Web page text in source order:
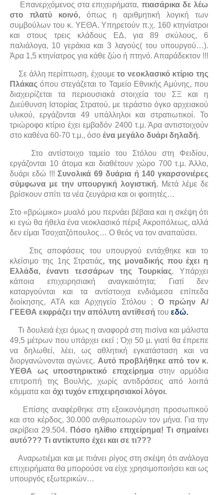
Επανερχόμενος στα επιχειρήματα, πιασάρικα δε λέω
στο πλατύ κοινό,όπως η αριθμητική λογική των
συμβούλων του κ. ΥΕΘΑ. Υπηρετούν π.χ. 160 κτηνίατροι
και στους τρεις κλάδους ΕΔ, για 89 σκύλους, 6
παλιάλογα, 10 γεράκια και 3 λαγούς( του υπουργού…).
Άρα 1,5 κτηνίατρος για κάθε ζώο ή πτηνό. Απαράδεκτον !!!
Σε άλλη περίπτωση, έχουμετο νεοκλασικό κτίριο της
Πλάκας όπου στεγάζεται το Ταμείο Εθνικής Αμύνης, που
διαχειρίζεται τα περιουσιακά στοιχεία του ΣΞ και η
Διεύθυνση Ιστορίας Στρατού, με τεράστιο όγκο αρχειακού
υλικού, εργάζονται 49 υπάλληλοι και στρατιωτικοί. Το
τριώροφο κτίριο έχει εμβαδόν 2400 τ.μ. Άρα αντιστοιχούν
στο καθένα 60-70 τ.μ., όσο ένα μεγάλο δυάρι δηλαδή.
Στο αντίστοιχο ταμείο του Στόλου στη Φειδίου,
εργάζονται 10 άτομα και διαθέτουν χώρο 700 τ.μ. Άλλο,
δυάρι εδώ !!!Συνολικά 69 δυάρια ή 140 γκαρσονιέρες
σύμφωνα με την υπουργική λογιστική. Μετά λέμε δε
βρίσκουν σπίτι τα νέα ζευγάρια και οι φοιτητές…
Στο «βρώμικο» μυαλό μου περνάει βέβαια και η σκέψη ότι
κι εγώ θα ήθελα ένα νεοκλασικό πέριξ Ακροπόλεως, αλλά
δεν είμαι Τσοχατζόπουλος… Ο θεός να τον αναπαύσει.
Στις αποφάσεις του υπουργού εντάχθηκε και το
κλείσιμο της 1ης Στρατιάς, της μοναδικής που έχει η
Ελλάδα, έναντι τεσσάρων της Τουρκίας. Υπάρχει
κάποια επιχειρησιακή αναγκαιότητα; Γιατί δεν
καταργούνται και τα αντίστοιχα ενδιάμεσα επίπεδα
διοίκησης, ΑΤΑ και Αρχηγείο Στόλου ; Ο πρώην Α/
ΓΕΕΘΑ εκφράζει την απόλυτη αντίθεσή του εδώ.
Τι δουλειά έχει όμως η αναφορά στη πισίνα και μάλιστα
49,5 μέτρων που υπάρχει εκεί ; Όχι 50 μ. γιατί θα έπρεπε
να δηλωθεί, λέει, ως αθλητική εγκατάσταση και να
διοργανώνονται αγώνες. Αυτό προβλήθηκε από τον κ.
ΥΕΘΑ ως υποστηρικτικό επιχείρημαστην αρμόδια
επιτροπή της Βουλής, χωρίς αντιδράσεις από λοιπά
κόμματα και όχι τυχόν επιχειρησιακοί λόγοι.
Επίσης αναφέρθηκε στη εξοικονόμηση προσωπικού
και στο κέρδος, 30.000 ανθρωποωρών τον μήνα. Για την
ακρίβεια 29.504. Πόσο ηλίθιο επιχείρημα! Τι σημαίνει
αυτό??? Τι αντίκτυπο έχει και σε τι???
Αναρωτιέμαι και με πιάνει ρίγος στη σκέψη ότι ανάλογα
επιχειρήματα θα μπορούσε να είχε χρησιμοποιήσει και ως
υπουργός εξωτερικών…